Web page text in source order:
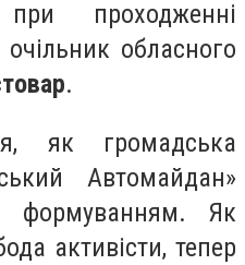
проходженні
обласного
.
як громадська
Автомайдан»
формуванням. Як
активісти, тепер